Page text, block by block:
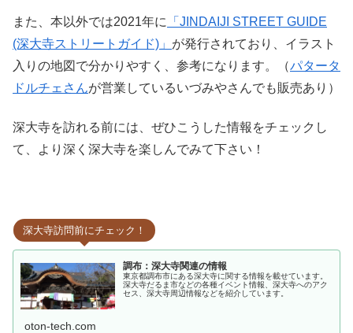
また、本以外では2021年に
「JINDAIJI STREET GUIDE
(深大寺ストリートガイド)」 が発行されており、イラスト
入りの地図で分かりやすく、参考になります。（パタータ
ドルチェさんが営業しているいづみやさんでも販売あり）
深大寺を訪れる前には、ぜひこうした情報をチェックし
て、より深く深大寺を楽しんでみて下さい！
深大寺訪問前にチェック！
調布：深大寺関連の情報
東京都調布市にある深大寺に関する情報を載せています。
深大寺だるま市などの各種イベント情報、深大寺へのアク
セス、深大寺周辺情報などを紹介しています。
oton-tech.com